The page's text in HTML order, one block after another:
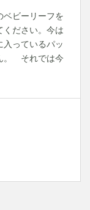
ビーリーフを
ください。今は
っているパッ
。 それでは今